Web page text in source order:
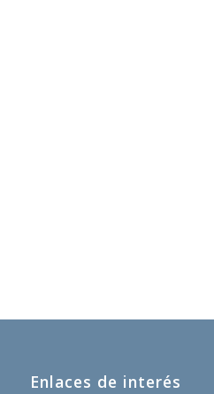
Enlaces de interés